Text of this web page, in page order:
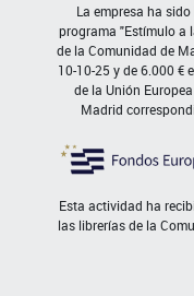
La empresa ha
programa "Estímulo a
de la Comunidad de
10-10-25 y de 6.000 €
de la Unión
Madrid
Esta actividad ha
las librerías de la